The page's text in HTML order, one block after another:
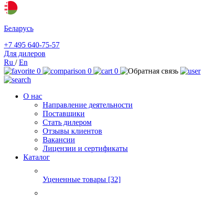
Беларусь
+7 495 640-75-57
Для дилеров
Ru /En
0
0 0
О нас
Направление деятельности
Поставщики
Стать дилером
Отзывы клиентов
Вакансии
Лицензии и сертификаты
Каталог
Уцененные товары [32]